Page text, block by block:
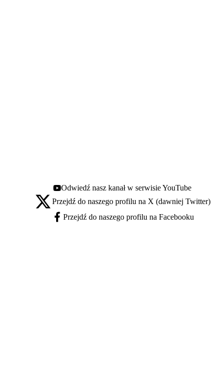
Youtube - otwiera się w nowej karcie
Odwiedź nasz kanał w serwisie YouTube
X - otwiera się w nowej karcie
Przejdź do naszego profilu na X (dawniej Twitter)
Facebook - otwiera się w nowej karcie
Przejdź do naszego profilu na Facebooku